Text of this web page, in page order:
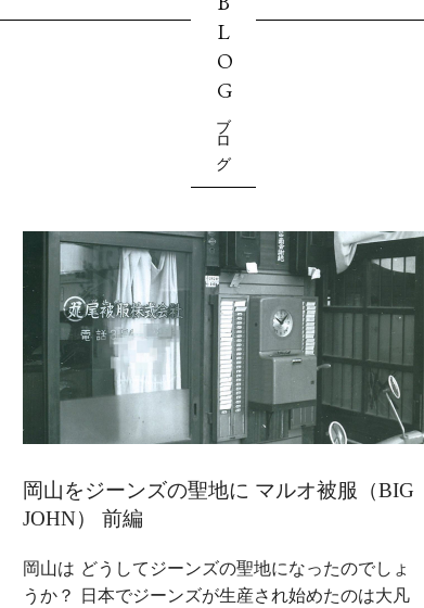
BLOG
ブログ
岡山をジーンズの聖地に マルオ被服（BIG
JOHN） 前編
岡山は どうしてジーンズの聖地になったのでしょ
うか？ 日本でジーンズが生産され始めたのは大凡